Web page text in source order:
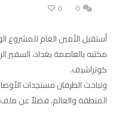
0
0
أستقبل الأمين العام للمشروع
مكتبه بالعاصمة بغداد، السفير
كوتراشيف.
وتباحث الطرفان مستجدات
المنطقة والعالم، فضلاً عن ملف